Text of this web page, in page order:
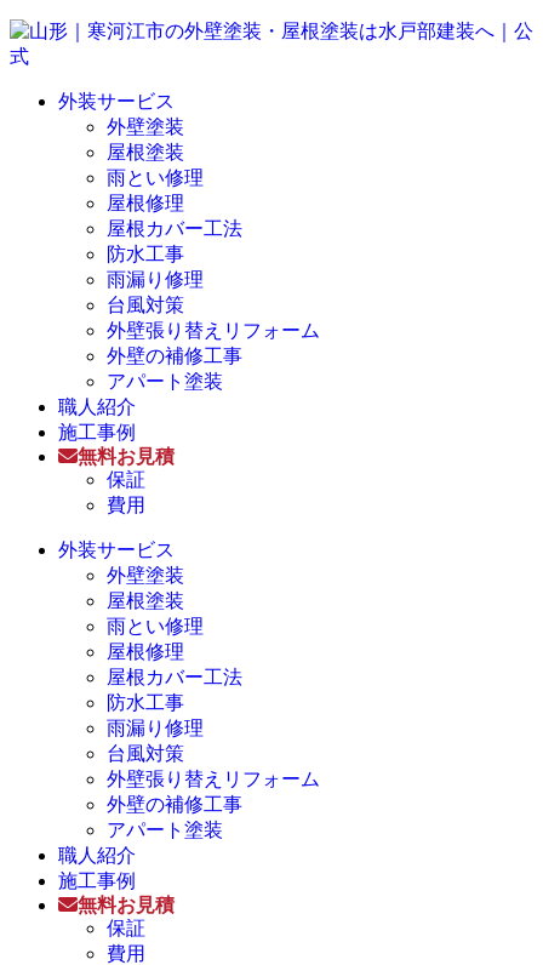
外装サービス
外壁塗装
屋根塗装
雨とい修理
屋根修理
屋根カバー工法
防水工事
雨漏り修理
台風対策
外壁張り替えリフォーム
外壁の補修工事
アパート塗装
職人紹介
施工事例
無料お見積
保証
費用
外装サービス
外壁塗装
屋根塗装
雨とい修理
屋根修理
屋根カバー工法
防水工事
雨漏り修理
台風対策
外壁張り替えリフォーム
外壁の補修工事
アパート塗装
職人紹介
施工事例
無料お見積
保証
費用